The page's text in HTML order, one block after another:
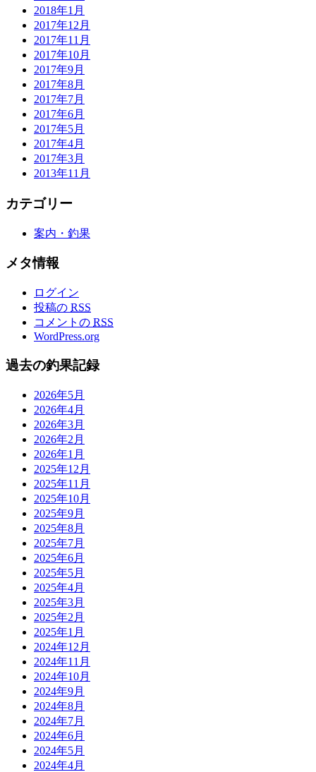
2018年1月
2017年12月
2017年11月
2017年10月
2017年9月
2017年8月
2017年7月
2017年6月
2017年5月
2017年4月
2017年3月
2013年11月
カテゴリー
案内・釣果
メタ情報
ログイン
投稿の RSS
コメントの RSS
WordPress.org
過去の釣果記録
2026年5月
2026年4月
2026年3月
2026年2月
2026年1月
2025年12月
2025年11月
2025年10月
2025年9月
2025年8月
2025年7月
2025年6月
2025年5月
2025年4月
2025年3月
2025年2月
2025年1月
2024年12月
2024年11月
2024年10月
2024年9月
2024年8月
2024年7月
2024年6月
2024年5月
2024年4月